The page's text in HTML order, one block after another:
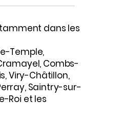
dans les
Temple,
Combs-
Viry-Châtillon,
Saintry-sur-
Roi et les